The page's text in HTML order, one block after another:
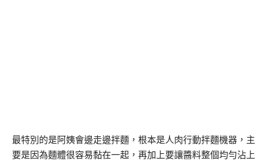
最特別的是阿姨會邊走邊拌麵，根本是人肉行動拌麵機器，主
要是因為麵體很容易黏在一起，再加上要讓醬料整個均勻沾上